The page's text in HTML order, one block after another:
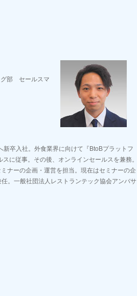
部 セールスマ
卒入社。外食業界に向けて『BtoBプラットフ
に従事。その後、オンラインセールスを兼務。
ナーの企画・運営を担当。現在はセミナーの企
。一般社団法人レストランテック協会アンバサ